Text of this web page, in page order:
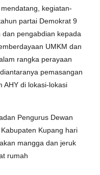
kegiatan-
partai Demokrat 9
pengabdian kepada
UMKM dan
rangka perayaan
pemasangan
AHY di lokasi-lokasi
Pengurus Dewan
Kupang hari
mangga dan jeruk
rumah